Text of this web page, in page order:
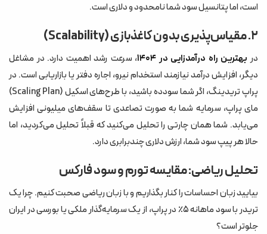
است، اما پتانسیل سود شما نامحدود و دلاری است.
۲. مقیاس‌پذیری بدون کاغذبازی (Scalability)
در بهترین راه درآمدزایی در ۱۴۰۴
، سرعت رشد اهمیت دارد. در مشاغل
دیگر، افزایش درآمد نیازمند استخدام نیرو، اجاره دفتر یا بازاریابی است. در
پراپ تریدینگ، اگر شما سودده باشید، با طرح‌های اسکیل (Scaling Plan)
مای پراپ، سرمایه شما به صورت تصاعدی تا سقف‌های میلیونی افزایش
می‌یابد. شما همان چارتی را تحلیل می‌کنید که قبلاً تحلیل می‌کردید، اما
حالا هر پیپ سود شما، ارزش دلاری چندبرابری دارد.
تحلیل ریاضی: مقایسه تورم و سود فارکس
بیایید زبان احساسات را کنار بگذاریم و با زبان ریاضی صحبت کنیم. چرا یک
تریدر با سود ماهانه ۵٪ در پراپ، از یک سرمایه‌گذار ملکی یا بورسی در ایران
جلوتر است؟